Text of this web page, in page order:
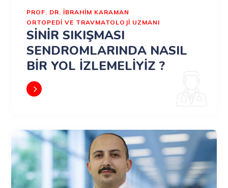
PROF. DR. İBRAHIM KARAMAN
ORTOPEDİ VE TRAVMATOLOJİ UZMANI
SİNİR SIKIŞMASI
SENDROMLARINDA NASIL
BİR YOL İZLEMELİYİZ ?